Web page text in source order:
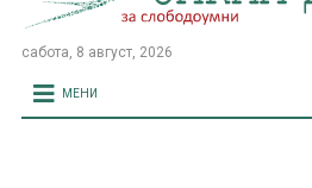
сабота, 8 август, 2026
МЕНИ